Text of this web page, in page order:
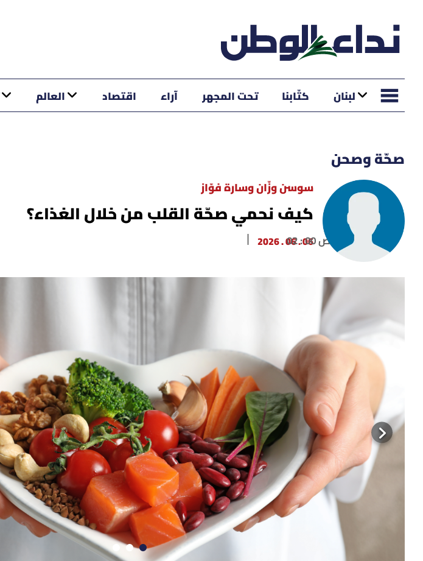
لبنان كتّابنا تحت المجهر آراء اقتصاد العالم
صحّة وصحن
سوسن وزّان وسارة فوّاز
كيف نحمي صحّة القلب من خلال الغذاء؟
06 . 06 . 2026 02 : 00 ص